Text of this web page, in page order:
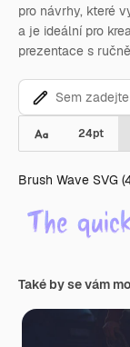
pro návrhy, které
a je ideální pro
prezentace s
24pt
Brush Wave SVG
Také by se vám